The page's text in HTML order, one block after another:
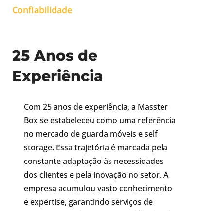
Confiabilidade
25 Anos de
Experiência
Com 25 anos de experiência, a Masster
Box se estabeleceu como uma referência
no mercado de guarda móveis e self
storage. Essa trajetória é marcada pela
constante adaptação às necessidades
dos clientes e pela inovação no setor. A
empresa acumulou vasto conhecimento
e expertise, garantindo serviços de